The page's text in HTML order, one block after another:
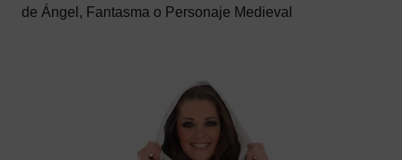
de Ángel, Fantasma o Personaje Medieval